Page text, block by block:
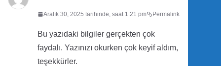
Aralık 30, 2025 tarihinde, saat 1:21 pm Permalink
Bu yazıdaki bilgiler gerçekten çok
faydalı. Yazınızı okurken çok keyif aldım,
teşekkürler.